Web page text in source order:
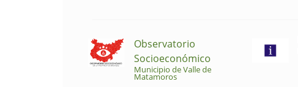
Observatorio
Socioeconómico
Municipio de Valle de
Matamoros